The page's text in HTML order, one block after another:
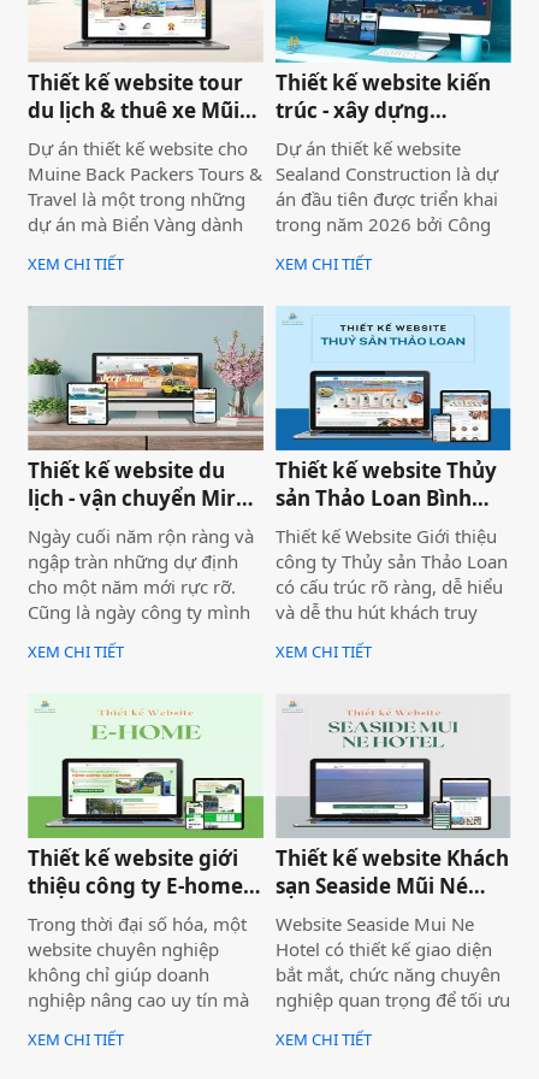
của bạn hoàn toàn vượt
Thiết kế website tour
du lịch & thuê xe Mũi
Né
Dự án thiết kế website cho
Muine Back Packers Tours &
Travel là một trong những
dự án mà Biển Vàng dành
rất nhiều tâm huyết để triển
khai trọn vẹn cả về giao
dùng và hiệu quả vận hành
XEM CHI TIẾT
Thiết kế website kiến
trúc - xây dựng
Sealand Construction
Dự án thiết kế website
Sealand Construction là dự
án đầu tiên được triển khai
trong năm 2026 bởi Công
ty Thiết kế Website Biển
Vàng, mang ý nghĩa mở đầu
với định hướng chuyên
nghiệp, bài bản và bền
vững.
XEM CHI TIẾT
Thiết kế website du
lịch - vận chuyển Mira
tour Mũi Né
Ngày cuối năm rộn ràng và
ngập tràn những dự định
cho một năm mới rực rỡ.
Cũng là ngày công ty mình
bàn giao dự án thiết kế
website Mira Tour Mũi Né –
du lịch và thuê xe
XEM CHI TIẾT
Thiết kế website Thủy
sản Thảo Loan Bình
Thuận, Lâm Đồng
Thiết kế Website Giới thiệu
công ty Thủy sản Thảo Loan
có cấu trúc rõ ràng, dễ hiểu
và dễ thu hút khách truy
cập vào website giúp truyền
tải thông tin hiệu quả. Với
màu xanh dương và đỏ làm
nổi bật lên những nội dung
chính của website.
XEM CHI TIẾT
Thiết kế website giới
thiệu công ty E-home
Bình Thuận
Trong thời đại số hóa, một
website chuyên nghiệp
không chỉ giúp doanh
nghiệp nâng cao uy tín mà
còn là công cụ tiếp cận
khách hàng hiệu quả. Dịch
XEM CHI TIẾT
Thiết kế website Khách
sạn Seaside Mũi Né
chuyên nghiệp
Website Seaside Mui Ne
Hotel có thiết kế giao diện
bắt mắt, chức năng chuyên
nghiệp quan trọng để tối ưu
trải nghiệm người dùng và
hỗ trợ hoạt động kinh
XEM CHI TIẾT